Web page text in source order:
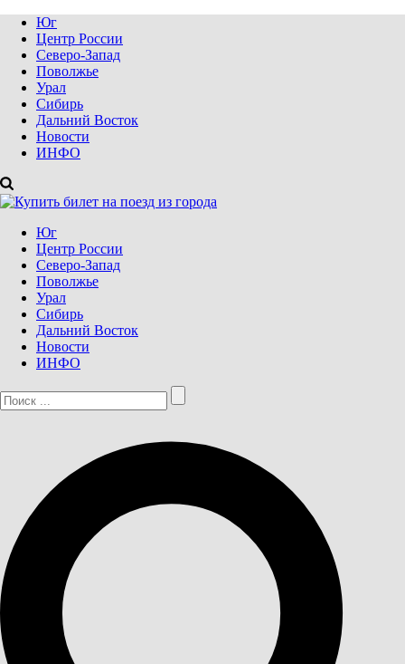
Юг
Центр России
Северо-Запад
Поволжье
Урал
Сибирь
Дальний Восток
Новости
ИНФО
Юг
Центр России
Северо-Запад
Поволжье
Урал
Сибирь
Дальний Восток
Новости
ИНФО